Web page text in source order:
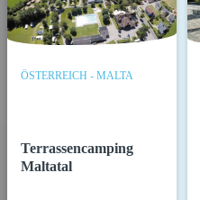
ÖSTERREICH - MALTA
Terrassencamping
Maltatal